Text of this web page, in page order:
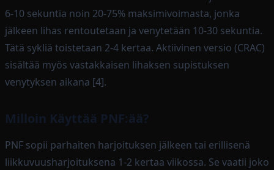
6-10 sekuntia noin 20-75% maksimivoimasta, jonka
jälkeen lihas rentoutetaan ja venytetään 10-30 sekuntia.
Tätä sykliä toistetaan 2-4 kertaa. Aktiivinen versio (CRAC)
sisältää myös vastakkaisen lihaksen supistuksen
venytyksen aikana [4].
Milloin Käyttää PNF:ää?
PNF sopii parhaiten harjoituksen jälkeen tai erillisenä
liikkuvuusharjoituksena 1-2 kertaa viikossa. Se vaatii joko